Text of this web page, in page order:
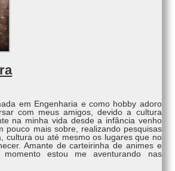
em Engenharia e como hobby adoro
com meus amigos, devido a cultura
na minha vida desde a infância venho
pouco mais sobre, realizando pesquisas
cultura ou até mesmo os lugares que no
Amante de carteirinha de animes e
estou me aventurando nas